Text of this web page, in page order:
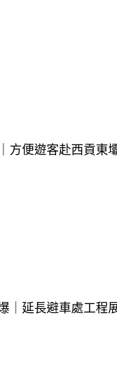
方便遊客赴西貢
｜延長避車處工